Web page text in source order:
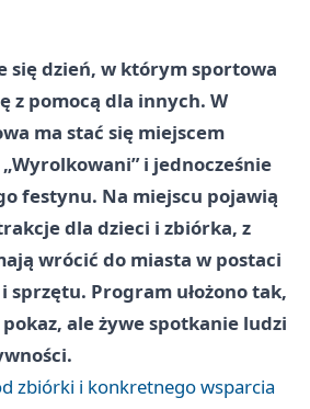
się dzień, w którym sportowa
z pomocą dla innych. W
ma stać się miejscem
i jednocześnie
festynu. Na miejscu pojawią
dla dzieci i zbiórka, z
wrócić do miasta w postaci
sprzętu. Program ułożono tak,
ale żywe spotkanie ludzi
zbiórki i konkretnego wsparcia